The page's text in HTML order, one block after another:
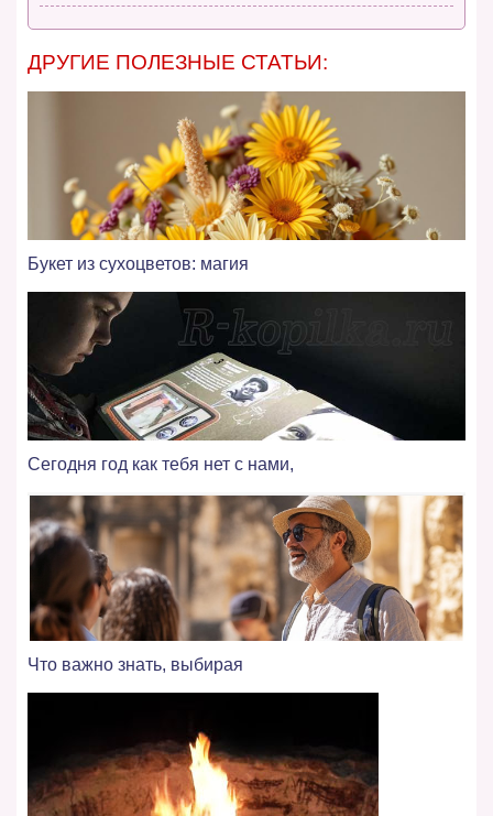
ДРУГИЕ ПОЛЕЗНЫЕ СТАТЬИ:
Букет из сухоцветов: магия
Сегодня год как тебя нет с нами,
Что важно знать, выбирая